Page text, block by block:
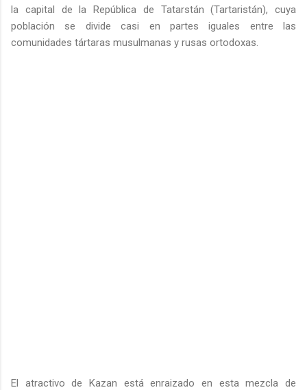
la capital de la República de Tatarstán (Tartaristán), cuya
población se divide casi en partes iguales entre las
comunidades tártaras musulmanas y rusas ortodoxas.
El atractivo de Kazan está enraizado en esta mezcla de